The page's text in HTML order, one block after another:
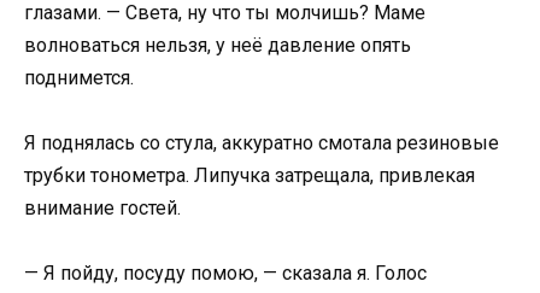
глазами. — Света, ну что ты молчишь? Маме
волноваться нельзя, у неё давление опять
поднимется.
Я поднялась со стула, аккуратно смотала резиновые
трубки тонометра. Липучка затрещала, привлекая
внимание гостей.
— Я пойду, посуду помою, — сказала я. Голос